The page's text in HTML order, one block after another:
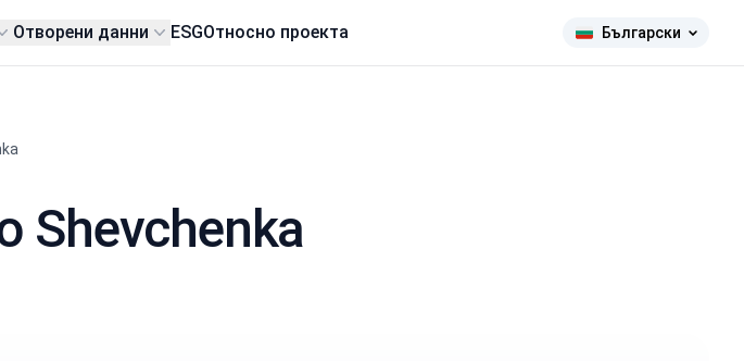
Отворени данни ESGОтносно проекта Български
Shevchenka